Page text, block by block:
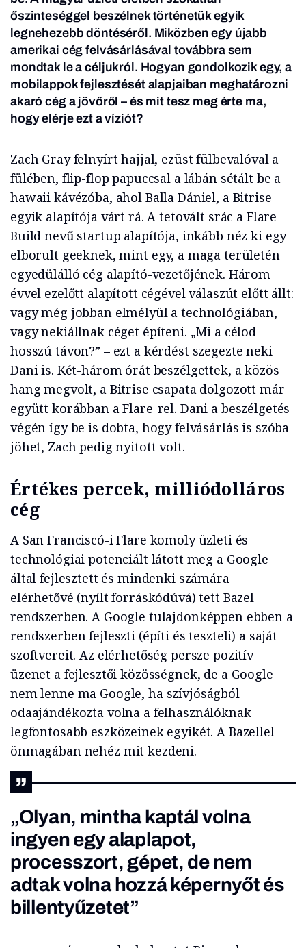
őszinteséggel beszélnek történetük egyik
legnehezebb döntéséről. Miközben egy újabb
amerikai cég felvásárlásával továbbra sem
mondtak le a céljukról. Hogyan gondolkozik egy, a
mobilappok fejlesztését alapjaiban meghatározni
akaró cég a jövőről – és mit tesz meg érte ma,
hogy elérje ezt a víziót?
Zach Gray felnyírt hajjal, ezüst fülbevalóval a
fülében, flip-flop papuccsal a lábán sétált be a
hawaii kávézóba, ahol Balla Dániel, a Bitrise
egyik alapítója várt rá. A tetovált srác a Flare
Build nevű startup alapítója, inkább néz ki egy
elborult geeknek, mint egy, a maga területén
egyedülálló cég alapító-vezetőjének. Három
évvel ezelőtt alapított cégével válaszút előtt állt:
vagy még jobban elmélyül a technológiában,
vagy nekiállnak céget építeni. „Mi a célod
hosszú távon?” – ezt a kérdést szegezte neki
Dani is. Két-három órát beszélgettek, a közös
hang megvolt, a Bitrise csapata dolgozott már
együtt korábban a Flare-rel. Dani a beszélgetés
végén így be is dobta, hogy felvásárlás is szóba
jöhet, Zach pedig nyitott volt.
Értékes percek, milliódolláros
cég
A San Franciscó-i Flare komoly üzleti és
technológiai potenciált látott meg a Google
által fejlesztett és mindenki számára
elérhetővé (nyílt forráskódúvá) tett Bazel
rendszerben. A Google tulajdonképpen ebben a
rendszerben fejleszti (építi és teszteli) a saját
szoftvereit. Az elérhetőség persze pozitív
üzenet a fejlesztői közösségnek, de a Google
nem lenne ma Google, ha szívjóságból
odaajándékozta volna a felhasználóknak
legfontosabb eszközeinek egyikét. A Bazellel
önmagában nehéz mit kezdeni.
„Olyan, mintha kaptál volna
ingyen egy alaplapot,
processzort, gépet, de nem
adtak volna hozzá képernyőt és
billentyűzetet”